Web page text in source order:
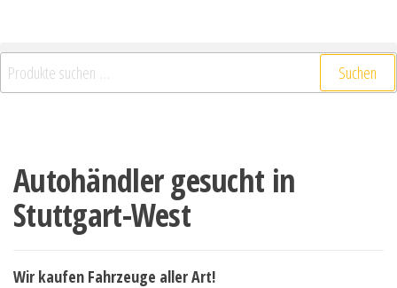
Suchen
Autohändler gesucht in
Stuttgart-West
Wir kaufen Fahrzeuge aller Art!